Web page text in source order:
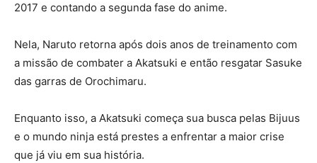
2017 e contando a segunda fase do anime.
Nela, Naruto retorna após dois anos de treinamento com
a missão de combater a Akatsuki e então resgatar Sasuke
das garras de Orochimaru.
Enquanto isso, a Akatsuki começa sua busca pelas Bijuus
e o mundo ninja está prestes a enfrentar a maior crise
que já viu em sua história.